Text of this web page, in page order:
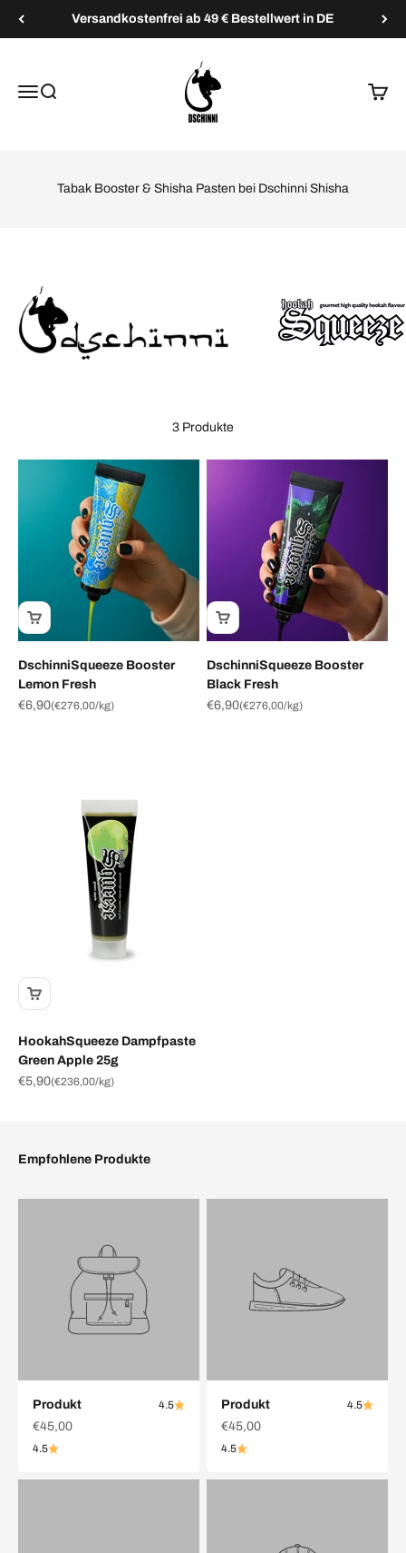
Versandkostenfrei ab 49 € Bestellwert in DE
MenüSuche
Dschinni Shisha
Tabak Booster & Shisha Pasten bei Dschinni Shisha
3 Produkte
DschinniSqueeze Booster
Lemon Fresh
Angebot
€6,90(€276,00/kg)
DschinniSqueeze Booster
Black Fresh
Angebot
€6,90(€276,00/kg)
HookahSqueeze Dampfpaste
Green Apple 25g
Angebot
€5,90(€236,00/kg)
Empfohlene Produkte
Produkt 4.5
€45,00
4.5
Produkt 4.5
€45,00
4.5